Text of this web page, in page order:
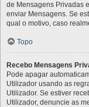
de Mensagens Privadas
enviar Mensagens. Se
qual o motivo, caso
Topo
Recebo Mensagens
Pode apagar
Utilizador usando as
Utilizador. Se estiver
Utilizador, denuncie as